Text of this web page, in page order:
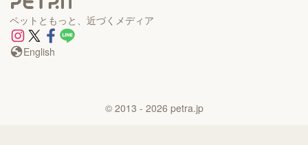
ペットともっと、近づくメディア
English
© 2013 - 2026 petra.jp